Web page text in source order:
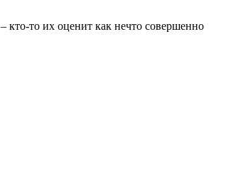
то их оценит как нечто совершенно